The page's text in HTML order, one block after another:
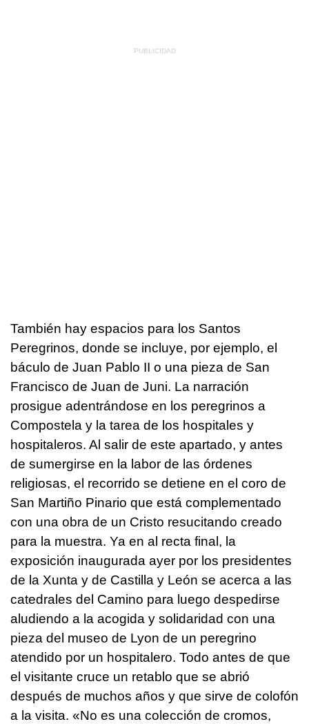
También hay espacios para los Santos
Peregrinos, donde se incluye, por ejemplo, el
báculo de Juan Pablo II o una pieza de San
Francisco de Juan de Juni. La narración
prosigue adentrándose en los peregrinos a
Compostela y la tarea de los hospitales y
hospitaleros. Al salir de este apartado, y antes
de sumergirse en la labor de las órdenes
religiosas, el recorrido se detiene en el coro de
San Martiño Pinario que está complementado
con una obra de un Cristo resucitando creado
para la muestra. Ya en al recta final, la
exposición inaugurada ayer por los presidentes
de la Xunta y de Castilla y León se acerca a las
catedrales del Camino para luego despedirse
aludiendo a la acogida y solidaridad con una
pieza del museo de Lyon de un peregrino
atendido por un hospitalero. Todo antes de que
el visitante cruce un retablo que se abrió
después de muchos años y que sirve de colofón
a la visita. «No es una colección de cromos,